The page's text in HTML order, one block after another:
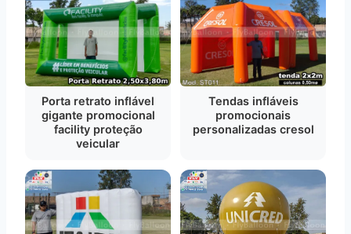
Porta retrato inflável
gigante promocional
facility proteção
veicular
Tendas infláveis
promocionais
personalizadas cresol